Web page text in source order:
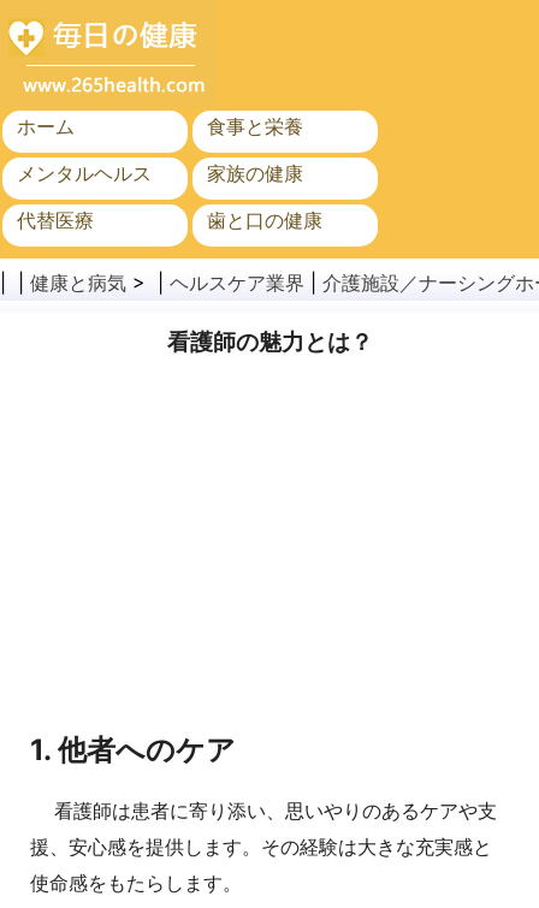
ホーム
食事と栄養
メンタルヘルス
家族の健康
代替医療
歯と口の健康
がん
健康と病気 > | ヘルスケア業界 介護施設／ナーシングホ
看護師の魅力とは？
1. 他者へのケア
看護師は患者に寄り添い、思いやりのあるケアや支
援、安心感を提供します。その経験は大きな充実感と
使命感をもたらします。